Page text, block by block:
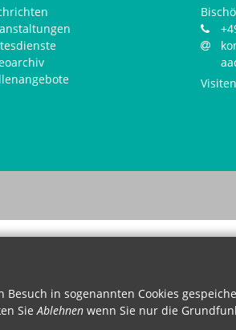
in sogenannten Cookies
SieAblehnen wenn Sie nur die